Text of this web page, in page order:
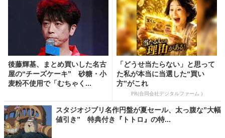
後藤輝基、まとめ買いした名古
屋の“チーズケーキ” 砂糖・小
麦粉不使用で「むちゃく...
「どうせ当たらない」と思って
た私が本当に当選した“買い
方”がこれ
PR(合同会社デジタルファーム )
スタジオジブリ名作円盤が夏セール、太っ腹な”大幅
値引き” 特典付き『トトロ』の特...